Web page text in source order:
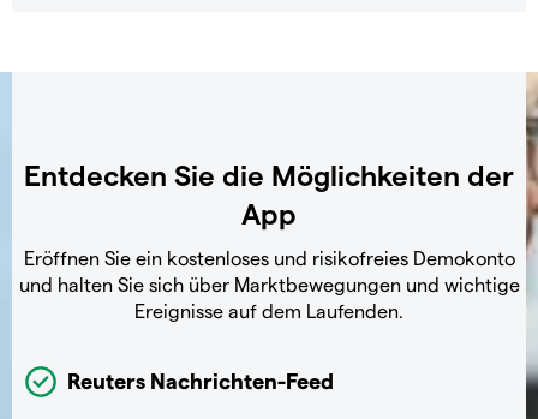
Entdecken Sie die Möglichkeiten der
App
Eröffnen Sie ein kostenloses und risikofreies Demokonto
und halten Sie sich über Marktbewegungen und wichtige
Ereignisse auf dem Laufenden.
Reuters Nachrichten-Feed